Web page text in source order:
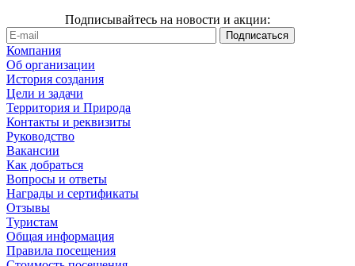
Подписывайтесь на новости и акции:
Компания
Об организации
История создания
Цели и задачи
Территория и Природа
Контакты и реквизиты
Руководство
Вакансии
Как добраться
Вопросы и ответы
Награды и сертификаты
Отзывы
Туристам
Общая информация
Правила посещения